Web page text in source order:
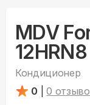
MDV
12HRN8
Кондиционер
0
0